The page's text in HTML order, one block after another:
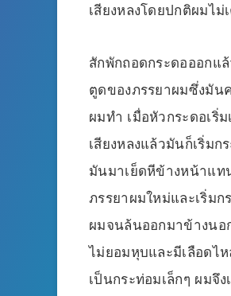
เสียงหลงโดยปกติผมไ
สักพักถอดกระดอออกแ
ตูดของภรรยาผมซึ่งมัน
ผมทำ เมื่อหัวกระดอเริ่
เสียงหลงแล้วมันก็เริ่ม
มันมาเย็ดหีข้างหน้าแท
ภรรยาผมใหม่และเริ่ม
ผมจนล้นออกมาข้างนอ
ไม่ยอมหุบและมีเลือดไ
เป็นกระท่อมเล็กๆ ผมจึ